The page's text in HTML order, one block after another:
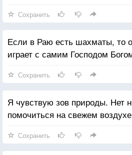
Сохранить
Если в Раю есть шахматы, то
играет с самим Господом
Сохранить
Я чувствую зов природы. Нет
помочиться на свежем
Сохранить